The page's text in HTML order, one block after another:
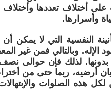
أختلاف تعددها وأختلاف
وأسرارها.
النفسية التي لا يمكن
وبالتالي فمن غير
لذلك فإن حوالى نصف
أرضيه، ربما حتى من
هذه الصلوات والإبتهالات